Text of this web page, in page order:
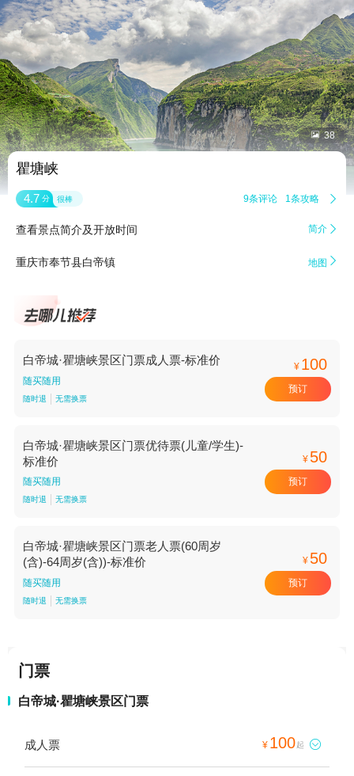
 38
瞿塘峡
4.7 分 很棒 9条评论 1条攻略 
查看景点简介及开放时间 简介 
重庆市奉节县白帝镇 地图 
白帝城·瞿塘峡景区门票成人票-标准价
随买随用
随时退 无需换票
¥ 100
预订
白帝城·瞿塘峡景区门票优待票(儿童/学生)-
标准价
随买随用
随时退 无需换票
¥ 50
预订
白帝城·瞿塘峡景区门票老人票(60周岁
(含)-64周岁(含))-标准价
随买随用
随时退 无需换票
¥ 50
预订
门票
白帝城·瞿塘峡景区门票
成人票 ¥ 100起 
